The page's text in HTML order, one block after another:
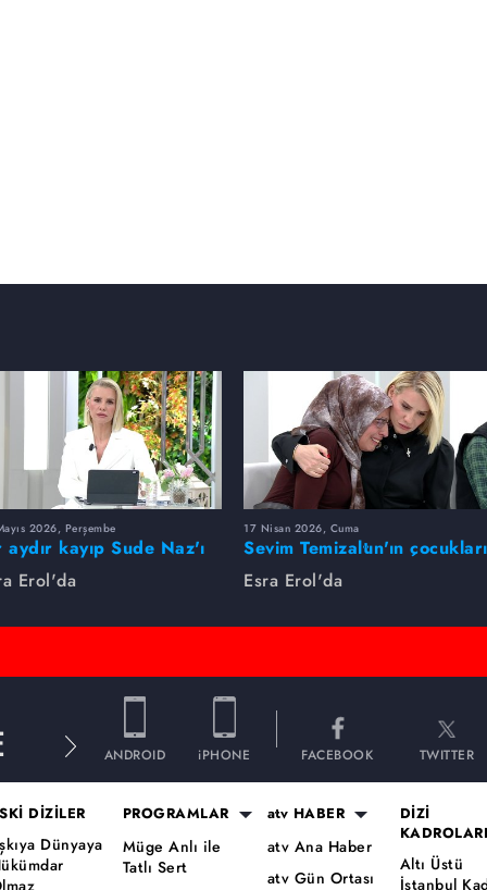
2026, Perşembe
aydır kayıp Sude Naz'ı
Erol buldu
Erol'da
17 Nisan 2026, Cuma
Sevim Temizaltın'ın çocukları
nerede?
Esra Erol'da
ANDROID iPHONE FACEBOOK TWITTER
DİZİLER
Dünyaya
PROGRAMLAR
Müge Anlı ile
Tatlı Sert
atv HABER
atv Ana Haber
atv Gün Ortası
DİZİ
Altı Üstü
İstanbul